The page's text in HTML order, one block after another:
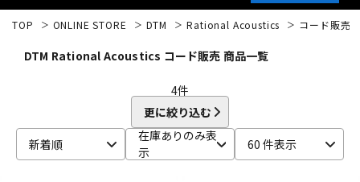
TOP ONLINE STORE DTM Rational Acoustics コード販売
DTM Rational Acoustics コード販売 商品一覧
4件
更に絞り込む
新着順
在庫ありのみ表
示
60 件表示